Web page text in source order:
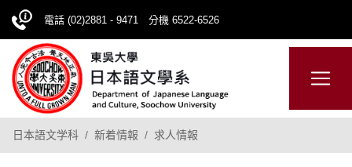
電話 (02)2881 - 9471 分機 6522-6526
CHINESE 網站導覽
日本語文学科 新着情報 求人情報